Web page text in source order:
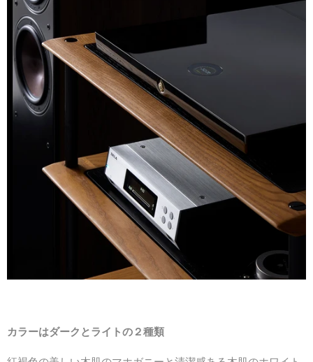
カラーはダークとライトの２種類